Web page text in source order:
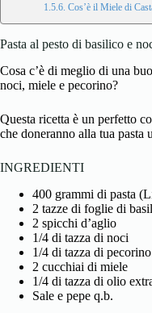
Cos’è il Miele di
Pasta al pesto di basilico e
Cosa c’è di meglio di una
noci, miele e pecorino?
Questa ricetta è un perfetto
che doneranno alla tua pasta
INGREDIENTI
400 grammi di pasta
2 tazze di foglie di
2 spicchi d’aglio
1/4 di tazza di noci
1/4 di tazza di
2 cucchiai di miele
1/4 di tazza di olio
Sale e pepe q.b.